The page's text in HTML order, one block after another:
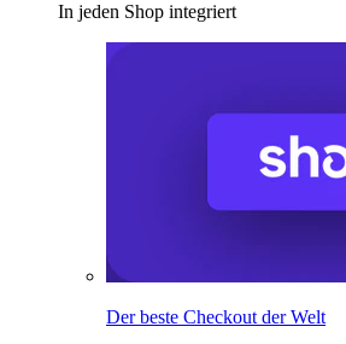
In jeden Shop integriert
Der beste Checkout der Welt